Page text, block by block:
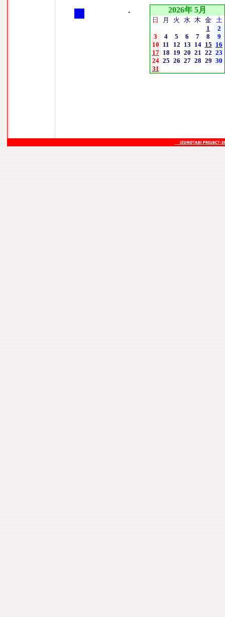
• 2026年 5月
日 月 火 水 木 金 土
1
2
3
4 5 6 7 8
9
10 11 12 13 14 15 16
17 18 19 20 21 22 23
24 25 26 27 28 29 30
31